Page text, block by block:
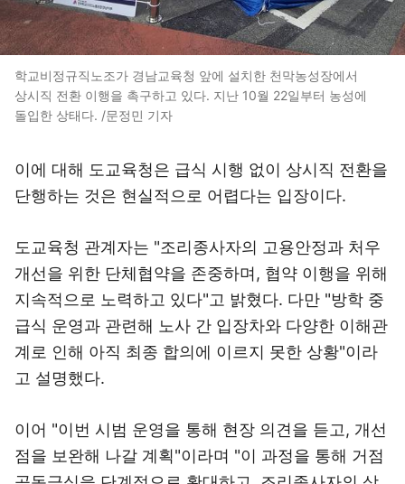
학교비정규직노조가 경남교육청 앞에 설치한 천막농성장에서
상시직 전환 이행을 촉구하고 있다. 지난 10월 22일부터 농성에
돌입한 상태다. /문정민 기자
이에 대해 도교육청은 급식 시행 없이 상시직 전환을
단행하는 것은 현실적으로 어렵다는 입장이다.
도교육청 관계자는 "조리종사자의 고용안정과 처우
개선을 위한 단체협약을 존중하며, 협약 이행을 위해
지속적으로 노력하고 있다"고 밝혔다. 다만 "방학 중
급식 운영과 관련해 노사 간 입장차와 다양한 이해관
계로 인해 아직 최종 합의에 이르지 못한 상황"이라
고 설명했다.
이어 "이번 시범 운영을 통해 현장 의견을 듣고, 개선
점을 보완해 나갈 계획"이라며 "이 과정을 통해 거점